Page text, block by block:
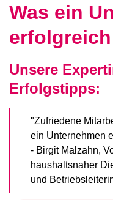
Was ein
Unsere
Erfolgstipps:
"Zufriedene
ein Unternehmen
- Birgit Malzahn,
haushaltsnaher
und